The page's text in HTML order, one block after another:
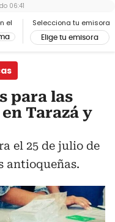
el Selecciona tu emisora
Elige tu emisora
06:41
para las
Tarazá y
el 25 de julio de
antioqueñas.